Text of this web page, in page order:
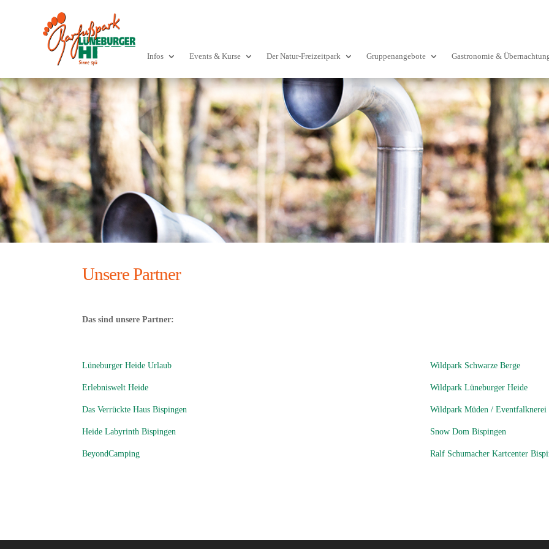
Infos Events & Kurse Der Natur-Freizeitpark Gruppenangebote Gastronomie &
Unsere Partner
Das sind unsere Partner:
Lüneburger Heide Urlaub
Erlebniswelt Heide
Das Verrückte Haus Bispingen
Heide Labyrinth Bispingen
BeyondCamping
Wildpark Schwarze Berge
Wildpark Lüneburger Heide
Wildpark Müden / Eventfalknerei
Snow Dom Bispingen
Ralf Schumacher Kartcenter